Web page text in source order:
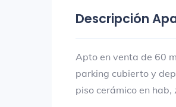
Descripción
Apto en venta de 60
parking cubierto y
piso cerámico en hab,